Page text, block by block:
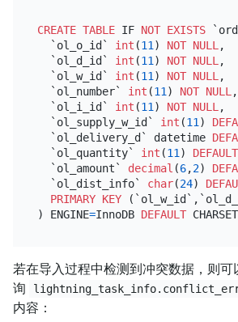
CREATE TABLE IF NOT EXISTS
  `ol_o_id`
int (11) NOT NULL,
  `ol_d_id`
int (11) NOT NULL,
  `ol_w_id`
int (11) NOT NULL,
  `ol_number`
int (11) NOT NULL,
  `ol_i_id`
int (11) NOT NULL,
  `ol_supply_w_id`
int (11)
  `ol_delivery_d` datetime
  `ol_quantity`
int (11) DEFAULT
  `ol_amount`
decimal (6,2)
  `ol_dist_info`
char(24)
PRIMARY KEY
) ENGINE=InnoDB DEFAULT CHARSET
若在导入过程中检测到冲突数据，则可
询
内容：